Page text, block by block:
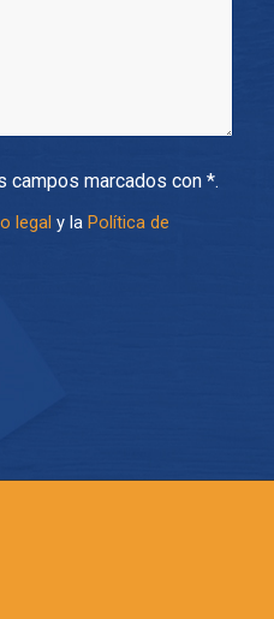
marcados con *.
legal y la Política de